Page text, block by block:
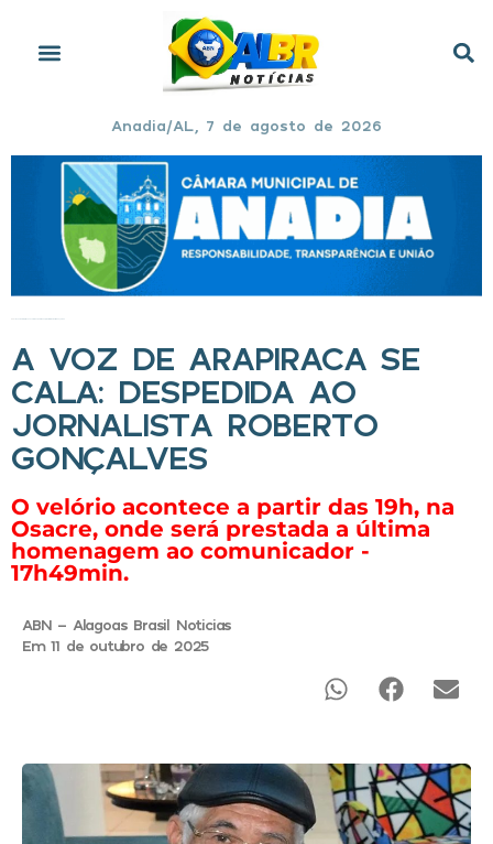
Anadia/AL, 7 de agosto de 2026
A VOZ DE ARAPIRACA SE
CALA: DESPEDIDA AO
JORNALISTA ROBERTO
GONÇALVES
O velório acontece a partir das 19h, na
Osacre, onde será prestada a última
homenagem ao comunicador -
17h49min.
ABN - Alagoas Brasil Noticias
Em 11 de outubro de 2025